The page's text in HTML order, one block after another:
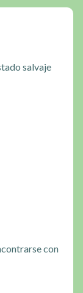
salvaje
con